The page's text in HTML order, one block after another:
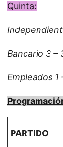
Quinta:
Bancario 3 –
Empleados 1
PARTIDO